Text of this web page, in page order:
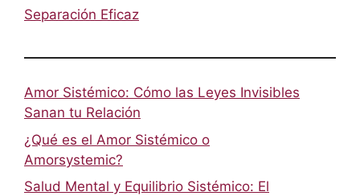
Separación Eficaz
Amor Sistémico: Cómo las Leyes Invisibles
Sanan tu Relación
¿Qué es el Amor Sistémico o
Amorsystemic?
Salud Mental y Equilibrio Sistémico: El